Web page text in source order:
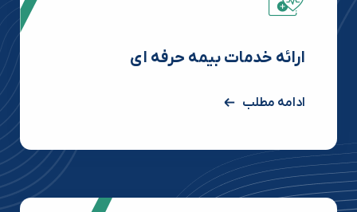
ارائه خدمات بیمه حرفه ای
ادامه مطلب